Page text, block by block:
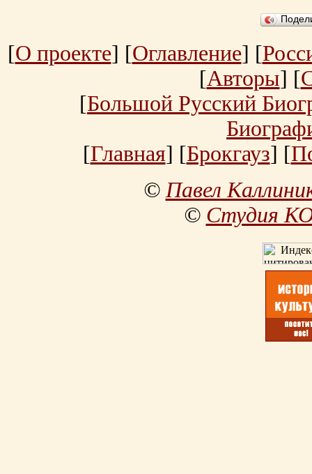
[О проекте] [Оглавление] [
[Авторы] [
[Большой Русский
[Главная] [Брокгауз] [
©Павел
© Студия